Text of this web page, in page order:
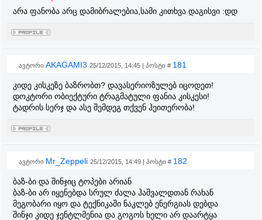
არა ფანობა არც დამიბრალებია,სამი კითხვა დაგისვი :დდ
ავტორი AKAGAMI3 25/12/2015, 14:45 | პოსტი # 181
კიდე კისკეზე ბაზრობთ? დავასერიოზულებ იცოდეთ!
დოკტორი ობიექტური ტრაგმატული ფანია კისკესი!
ტადრის სერჯ და ასე შემდეგ თქვენ ჰეითერობა!
ავტორი Mr_Zeppeli 25/12/2015, 14:49 | პოსტი # 182
ბაზ-ბი და შინჯიც ტოპები არიან
ბაზ-ბი არ იყენებდა სრულ ძალა ჰაშვალდთან რახან
მეგობარი იყო და ტექნიკაში ნაკლებ ენერგიას დებდა
შინჯი კიდე ჯენტლმენია და გოგოს ხელი არ დაარტყა